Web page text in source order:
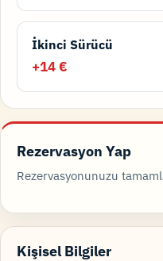
İkinci Sürücü
+14 €
Rezervasyon Yap
Rezervasyonunuzu
Kişisel Bilgiler